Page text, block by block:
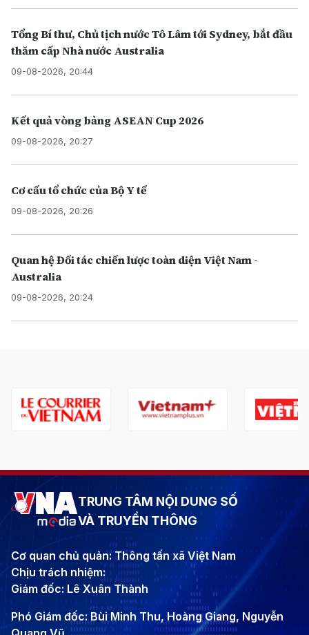
Tổng Bí thư, Chủ tịch nước Tô Lâm tới Sydney, bắt đầu
thăm cấp Nhà nước Australia
09-08-2026, 20:44
Kết quả vòng bảng ASEAN Cup 2026
09-08-2026, 20:27
Cơ cấu tổ chức của Bộ Y tế
09-08-2026, 20:26
Quan hệ Đối tác chiến lược toàn diện Việt Nam -
Australia
09-08-2026, 20:24
TRUNG TÂM NỘI DUNG SỐ
VÀ TRUYỀN THÔNG
Cơ quan chủ quản: Thông tấn xã Việt Nam
Chịu trách nhiệm:
Giám đốc: Lê Xuân Thành
Phó Giám đốc: Bùi Minh Thu, Hoàng Giang, Nguyễn